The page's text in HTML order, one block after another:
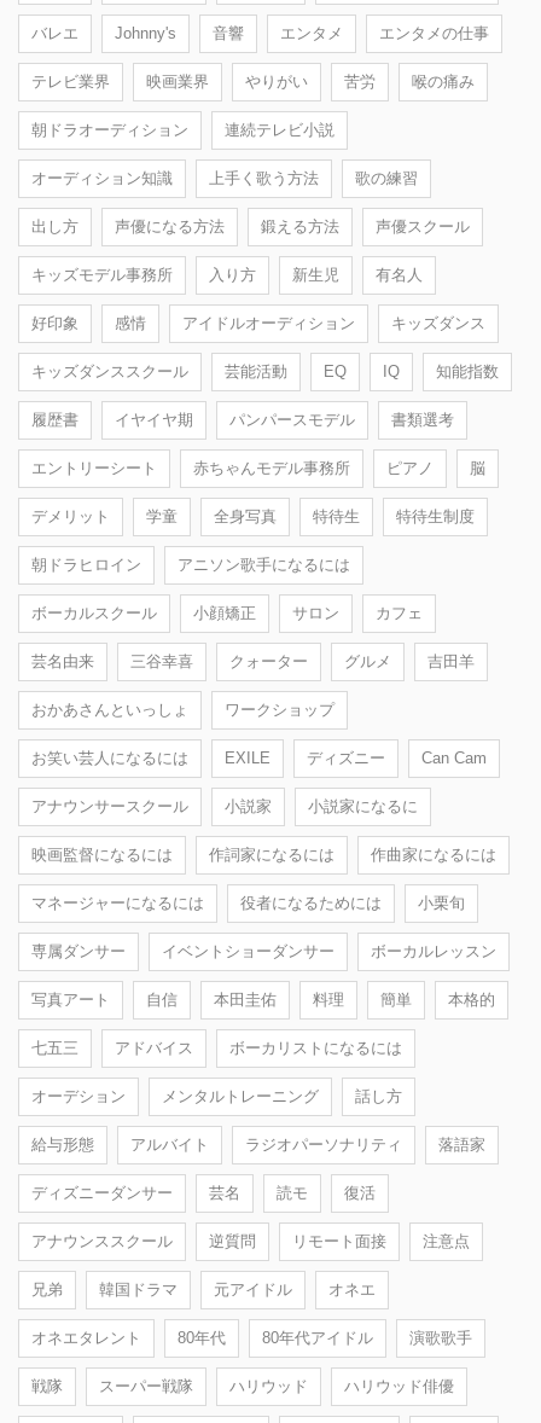
バレエ Johnny's 音響 エンタメ エンタメの仕事
テレビ業界 映画業界 やりがい 苦労 喉の痛み
朝ドラオーディション 連続テレビ小説
オーディション知識 上手く歌う方法 歌の練習
出し方 声優になる方法 鍛える方法 声優スクール
キッズモデル事務所 入り方 新生児 有名人
好印象 感情 アイドルオーディション キッズダンス
キッズダンススクール 芸能活動 EQ IQ 知能指数
履歴書 イヤイヤ期 パンパースモデル 書類選考
エントリーシート 赤ちゃんモデル事務所 ピアノ 脳
デメリット 学童 全身写真 特待生 特待生制度
朝ドラヒロイン アニソン歌手になるには
ボーカルスクール 小顔矯正 サロン カフェ
芸名由来 三谷幸喜 クォーター グルメ 吉田羊
おかあさんといっしょ ワークショップ
お笑い芸人になるには EXILE ディズニー Can Cam
アナウンサースクール 小説家 小説家になるに
映画監督になるには 作詞家になるには 作曲家になるには
マネージャーになるには 役者になるためには 小栗旬
専属ダンサー イベントショーダンサー ボーカルレッスン
写真アート 自信 本田圭佑 料理 簡単 本格的
七五三 アドバイス ボーカリストになるには
オーデション メンタルトレーニング 話し方
給与形態 アルバイト ラジオパーソナリティ 落語家
ディズニーダンサー 芸名 読モ 復活
アナウンススクール 逆質問 リモート面接 注意点
兄弟 韓国ドラマ 元アイドル オネエ
オネエタレント 80年代 80年代アイドル 演歌歌手
戦隊 スーパー戦隊 ハリウッド ハリウッド俳優